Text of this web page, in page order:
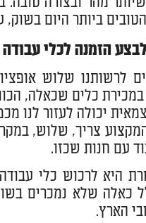
ביותר היום
לבצע הזמנה לכלי עבודה
לרשותנו שלוש
כלים שכאלה,
יכולה לעזור לנו
צריך, שלוש,
עם חנות שכזו.
היא לרכוש כלי
כאלה שלא נמכרים
הארץ.